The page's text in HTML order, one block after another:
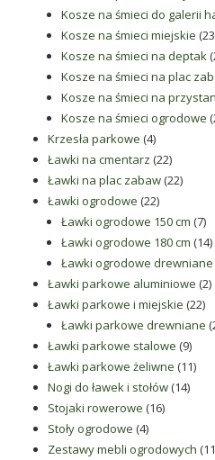
Kosze na śmieci do galerii
Kosze na śmieci miejskie 23
Kosze na śmieci na deptak
Kosze na śmieci na plac
Kosze na śmieci na
Kosze na śmieci ogrodowe
Krzesła parkowe 44
produkty
Ławki na cmentarz 2222
produkty
Ławki na plac zabaw 2222
Ławki ogrodowe 2222
produkty
Ławki ogrodowe 150 cm 77
Ławki ogrodowe 180 cm 1414
Ławki ogrodowe drewniane
Ławki parkowe aluminiowe 22
Ławki parkowe i miejskie 2222
Ławki parkowe drewniane
Ławki parkowe stalowe 99
Ławki parkowe żeliwne 1111
Nogi do ławek i stołów 1414
Stojaki rowerowe 1616
Stoły ogrodowe 44
produkty
Zestawy mebli ogrodowych 11